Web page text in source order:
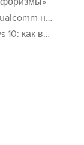
сети»
10 - «Windows»